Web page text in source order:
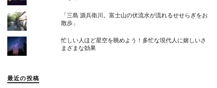
「三島 源兵衛川。富士山の伏流水が流れるせせらぎをお
散歩」
忙しい人ほど星空を眺めよう！多忙な現代人に嬉しいさ
まざまな効果
最近の投稿